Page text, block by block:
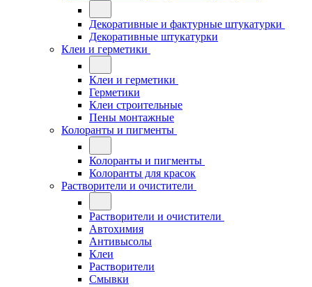
Декоративные и фактурные штукатурки
Декоративные штукатурки
Клеи и герметики
Клеи и герметики
Герметики
Клеи строительные
Пены монтажные
Колоранты и пигменты
Колоранты и пигменты
Колоранты для красок
Растворители и очистители
Растворители и очистители
Автохимия
Антивысолы
Клеи
Растворители
Смывки